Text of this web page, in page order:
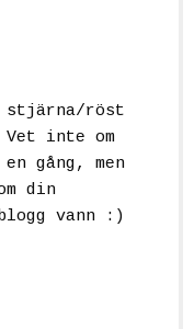
röst
inte om
gång, men
din
vann :)